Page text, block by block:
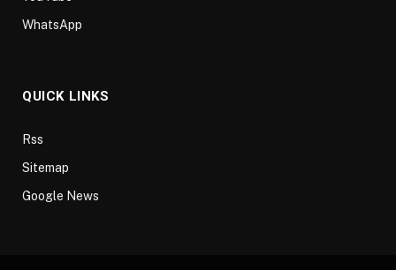
WhatsApp
QUICK LINKS
Rss
Sitemap
Google News